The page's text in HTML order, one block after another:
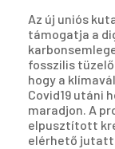
Az új uniós
támogatja a
fosszilis
hogy a
Covid19 utáni
maradjon. A
elpusztított
elérhető